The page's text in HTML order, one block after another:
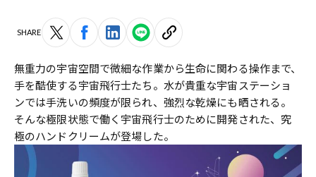
SHARE
無重力の宇宙空間で微細な作業から生命に関わる操作まで、
手を酷使する宇宙飛行士たち。水が貴重な宇宙ステーショ
ンでは手洗いの頻度が限られ、強烈な乾燥にも晒される。
そんな極限状態で働く宇宙飛行士のために開発された、究
極のハンドクリームが登場した。